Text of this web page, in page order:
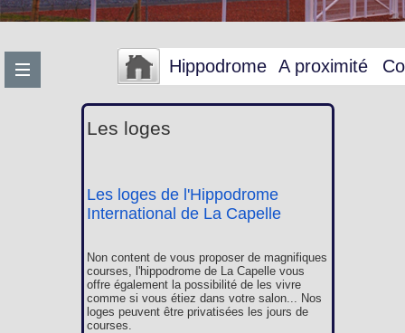
Hippodrome A proximité
Les loges
Les loges de l'Hippodrome
International de La Capelle
Non content de vous proposer de magnifiques
courses, l'hippodrome de La Capelle vous
offre également la possibilité de les vivre
comme si vous étiez dans votre salon... Nos
loges peuvent être privatisées les jours de
courses.